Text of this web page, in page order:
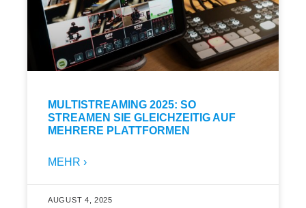
MULTISTREAMING 2025: SO
STREAMEN SIE GLEICHZEITIG AUF
MEHRERE PLATTFORMEN
MEHR ›
AUGUST 4, 2025